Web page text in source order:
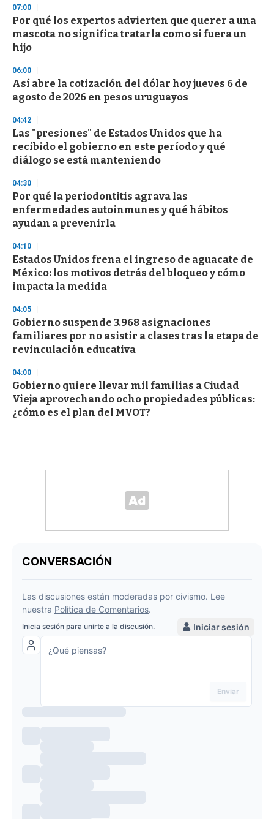
s
e
c
o
n
07:00
Por qué los expertos advierten que querer a una
mascota no significa tratarla como si fuera un
hijo
06:00
Así abre la cotización del dólar hoy jueves 6 de
agosto de 2026 en pesos uruguayos
04:42
Las "presiones" de Estados Unidos que ha
recibido el gobierno en este período y qué
diálogo se está manteniendo
04:30
Por qué la periodontitis agrava las
enfermedades autoinmunes y qué hábitos
ayudan a prevenirla
04:10
Estados Unidos frena el ingreso de aguacate de
México: los motivos detrás del bloqueo y cómo
impacta la medida
04:05
Gobierno suspende 3.968 asignaciones
familiares por no asistir a clases tras la etapa de
revinculación educativa
04:00
Gobierno quiere llevar mil familias a Ciudad
Vieja aprovechando ocho propiedades públicas:
¿cómo es el plan del MVOT?